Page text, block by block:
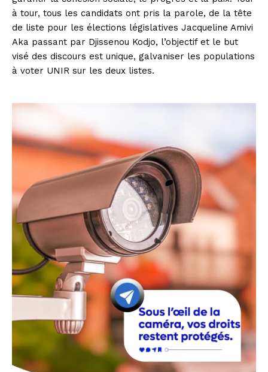
à tour, tous les candidats ont pris la parole, de la tête
de liste pour les élections législatives Jacqueline Amivi
Aka passant par Djissenou Kodjo, l’objectif et le but
visé des discours est unique, galvaniser les populations
à voter UNIR sur les deux listes.